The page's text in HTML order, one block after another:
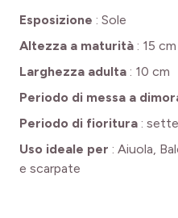
Esposizione : Sole
Altezza a maturità : 15 cm
Larghezza adulta : 10 cm
Periodo di messa a
Periodo di fioritura :
Uso ideale per : Aiuola,
e scarpate